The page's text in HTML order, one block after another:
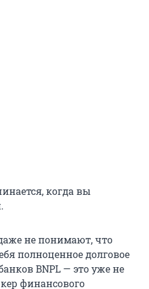
когда вы
не понимают, что
полноценное долговое
BNPL — это уже не
финансового